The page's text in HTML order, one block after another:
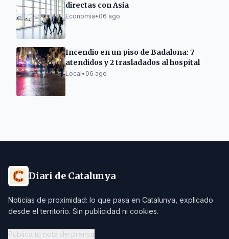
directas con Asia
Economía• 06 ago
Incendio en un piso de Badalona: 7
atendidos y 2 trasladados al hospital
Local• 06 ago
Diari de Catalunya
Noticias de proximidad: lo que pasa en Catalunya, explicado
desde el territorio. Sin publicidad ni cookies.
Publica tu nota de prensa